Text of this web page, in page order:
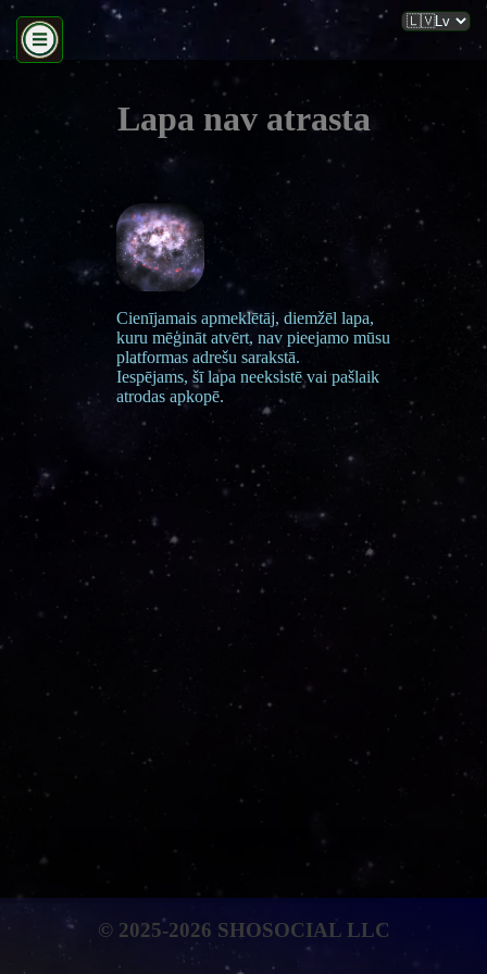
Lapa nav atrasta
Cienījamais apmeklētāj, diemžēl lapa,
kuru mēģināt atvērt, nav pieejamo mūsu
platformas adrešu sarakstā.
Iespējams, šī lapa neeksistē vai pašlaik
atrodas apkopē.
© 2025-2026 SHOSOCIAL LLC